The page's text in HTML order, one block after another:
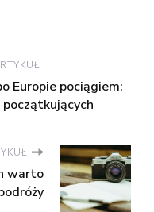
Europie pociągiem:
warto